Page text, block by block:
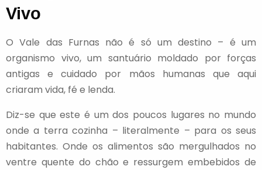
Vivo
O Vale das Furnas não é só um destino – é um
organismo vivo, um santuário moldado por forças
antigas e cuidado por mãos humanas que aqui
criaram vida, fé e lenda.
Diz-se que este é um dos poucos lugares no mundo
onde a terra cozinha – literalmente – para os seus
habitantes. Onde os alimentos são mergulhados no
ventre quente do chão e ressurgem embebidos de